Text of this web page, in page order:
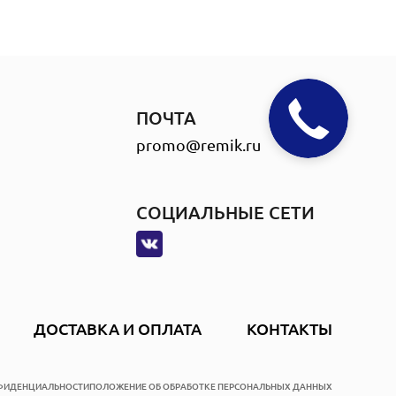
ПОЧТА
promo@remik.ru
СОЦИАЛЬНЫЕ СЕТИ
ДОСТАВКА И ОПЛАТА КОНТАКТЫ
ПОЛОЖЕНИЕ ОБ ОБРАБОТКЕ ПЕРСОНАЛЬНЫХ ДАННЫХ
Обратный
звонок